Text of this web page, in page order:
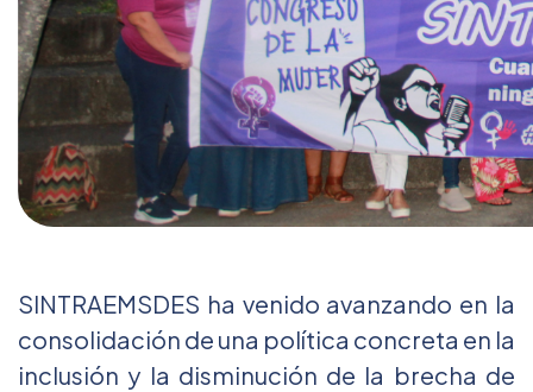
SINTRAEMSDES ha venido avanzando en la
consolidación de una política concreta en la
inclusión y la disminución de la brecha de